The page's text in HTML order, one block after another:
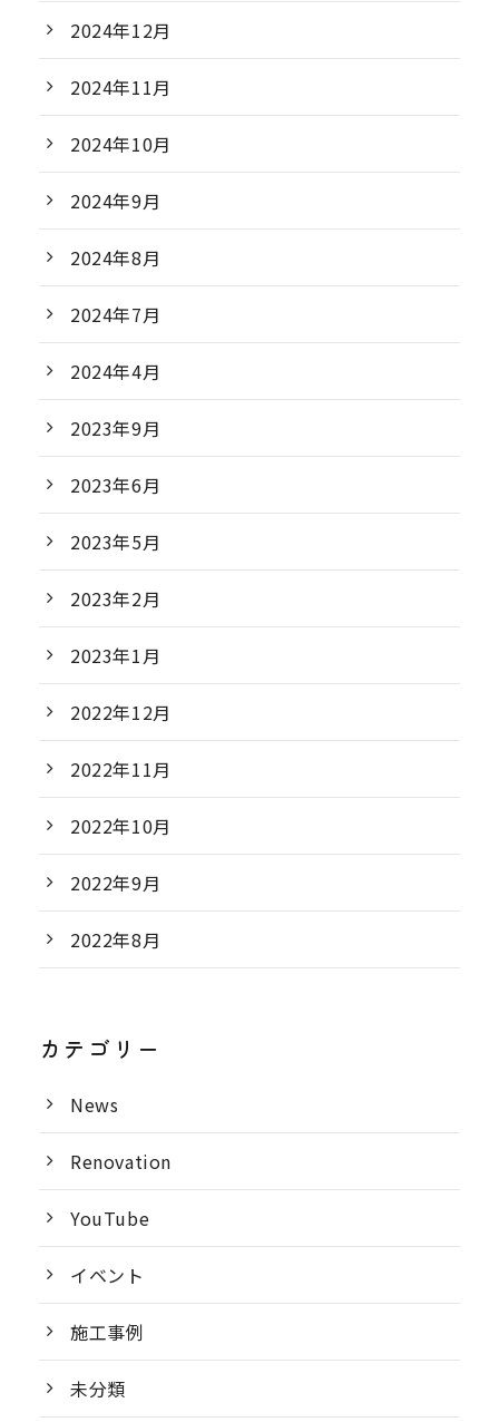
2024年12月
2024年11月
2024年10月
2024年9月
2024年8月
2024年7月
2024年4月
2023年9月
2023年6月
2023年5月
2023年2月
2023年1月
2022年12月
2022年11月
2022年10月
2022年9月
2022年8月
カテゴリー
News
Renovation
YouTube
イベント
施工事例
未分類